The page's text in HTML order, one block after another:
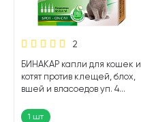
2
БИНАКАР капли для кошек и
котят против клещей, блох,
вшей и власоедов уп. 4
1 шт